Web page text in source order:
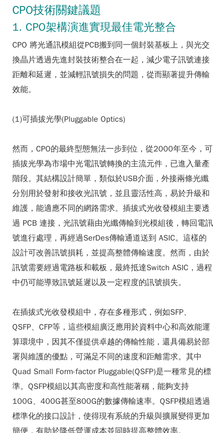
CPO技術關鍵議題
1. CPO架構演進實現最佳電光整合
CPO 將光通訊模組從PCB搬到同一個封裝基板上，與光交
換晶片透過先進封裝技術整合在一起，減少電子訊號連接
距離和延遲，並減輕訊號損失的問題，從而顯著提升傳輸
效能。
(1)可插拔光學(Pluggable Optics)
然而，CPO的最終型態無法一步到位，從2000年至今，可
插拔光學為市場中光電訊號轉換的主流元件，已進入量產
階段。其結構設計簡單，類似於USB介面，外接兩條光纖
分別用於發射和接收光訊號，並且靈活性高，易於升級和
維護，能適應不同的網路需求。插拔式光收發模組主要透
過 PCB 連接，光訊號藉由光纖傳輸到光模組後，轉回電訊
號進行處理，再經過SerDes傳輸通道送到 ASIC。這樣的
設計可改善訊號損耗，並提高整體傳輸速度。然而，由於
訊號需要經過電路板和載板，最終抵達Switch ASIC，過程
中仍可能導致訊號延遲以及一定程度的訊號損失。
在插拔式光收發模組中，存在多種形式，例如SFP、
QSFP、CFP等，這些模組廣泛應用於資料中心和高效能運
算環境中，因其不僅提供卓越的傳輸性能，還具備易於部
署與維護的優點，可滿足不同的速度和距離需求。其中
Quad Small Form-factor Pluggable(QSFP)是一種常見的標
準。QSFP模組以其高密度和高性能著稱，能夠支持
100G、400G甚至800G的數據傳輸速率。QSFP模組透過
標準化的接口設計，使得現有系統的升級與擴展變得更加
簡便，有助於降低營運成本並同時提高整體效率。